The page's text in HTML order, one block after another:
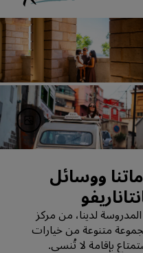
ووسائل
لدينا، من مركز
مجموعة متنوعة من خيارات
بإقامة لا تُنسى.